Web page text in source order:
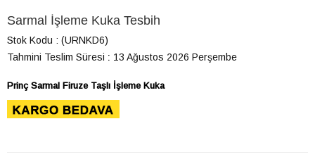
Sarmal İşleme Kuka Tesbih
Stok Kodu
(URNKD6)
Tahmini Teslim Süresi : 13 Ağustos 2026 Perşembe
Prinç Sarmal Firuze Taşlı İşleme Kuka